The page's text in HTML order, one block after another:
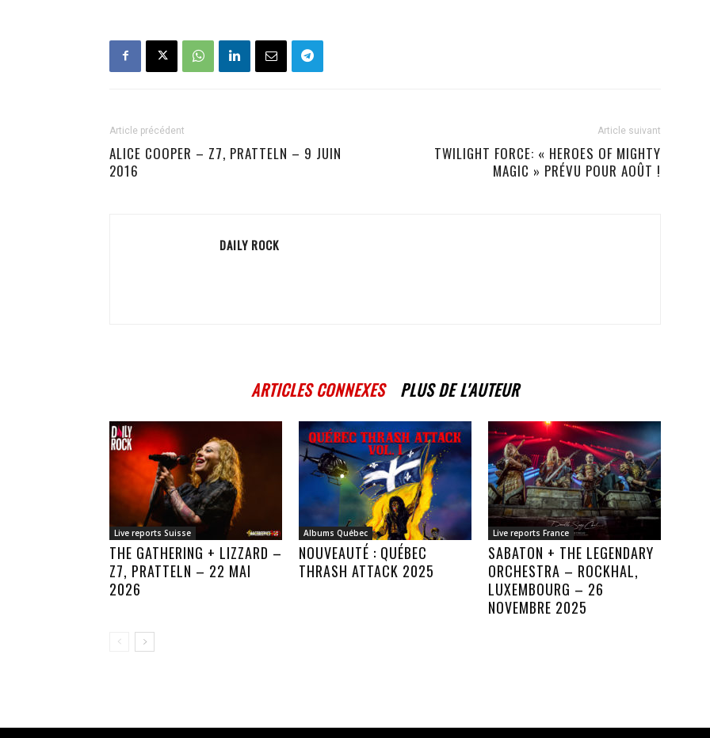
Article précédent
ALICE COOPER – Z7, PRATTELN – 9 JUIN
2016
Article suivant
TWILIGHT FORCE: « HEROES OF MIGHTY
MAGIC » PRÉVU POUR AOÛT !
DAILY ROCK
ARTICLES CONNEXES PLUS DE L'AUTEUR
Live reports Suisse
THE GATHERING + LIZZARD –
Z7, PRATTELN – 22 MAI
2026
Albums Québec
NOUVEAUTÉ : QUÉBEC
THRASH ATTACK 2025
Live reports France
SABATON + THE LEGENDARY
ORCHESTRA – ROCKHAL,
LUXEMBOURG – 26
NOVEMBRE 2025